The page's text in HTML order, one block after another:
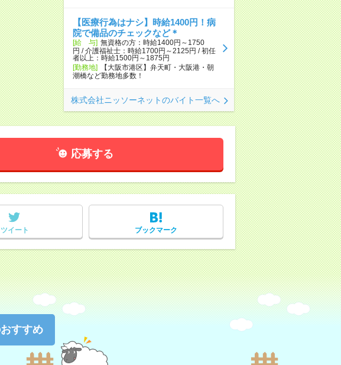
【医療行為はナシ】時給1400円！病
院で備品のチェックなど＊
[給 与] 無資格の方：時給1400円～1750
円 / 介護福祉士：時給1700円～2125円 / 初任
者以上：時給1500円～1875円
[勤務地]
【大阪市港区】弁天町・大阪港・朝
潮橋など勤務地多数！
株式会社ニッソーネットのバイト一覧へ
応募する
ツイート ブックマーク
すすめ